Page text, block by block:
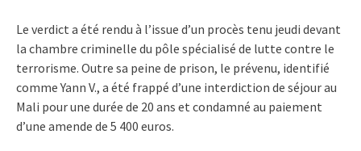
Le verdict a été rendu à l’issue d’un procès tenu jeudi devant
la chambre criminelle du pôle spécialisé de lutte contre le
terrorisme. Outre sa peine de prison, le prévenu, identifié
comme Yann V., a été frappé d’une interdiction de séjour au
Mali pour une durée de 20 ans et condamné au paiement
d’une amende de 5 400 euros.